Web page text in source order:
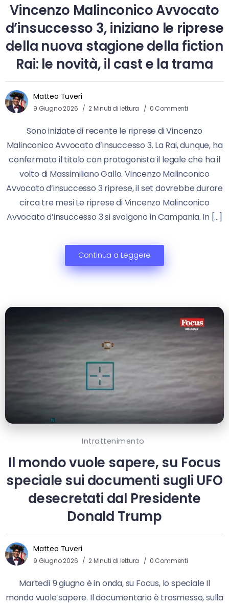
Vincenzo Malinconico Avvocato
d’insuccesso 3, iniziano le riprese
della nuova stagione della fiction
Rai: le novità, il cast e la trama
Matteo Tuveri
9 Giugno 2026 2 Minuti di lettura 0 Commenti
Sono iniziate di recente le riprese di Vincenzo
Malinconico Avvocato d’insuccesso 3. La Rai, dunque, ha
confermato il titolo con protagonista il legale che ha il
volto di Massimiliano Gallo. Vincenzo Malinconico
Avvocato d’insuccesso 3 riprese, il set dovrebbe durare
circa tre mesi Le riprese di Vincenzo Malinconico
Avvocato d’insuccesso 3 si svolgono in Campania. In […]
Continua a Leggere
Intrattenimento
Il mondo vuole sapere, su Focus
speciale sui documenti sugli UFO
desecretati dal Presidente
Donald Trump
Matteo Tuveri
9 Giugno 2026 2 Minuti di lettura 0 Commenti
Martedì 9 giugno è in onda, su Focus, lo speciale Il
mondo vuole sapere. Il documentario è trasmesso, sulla